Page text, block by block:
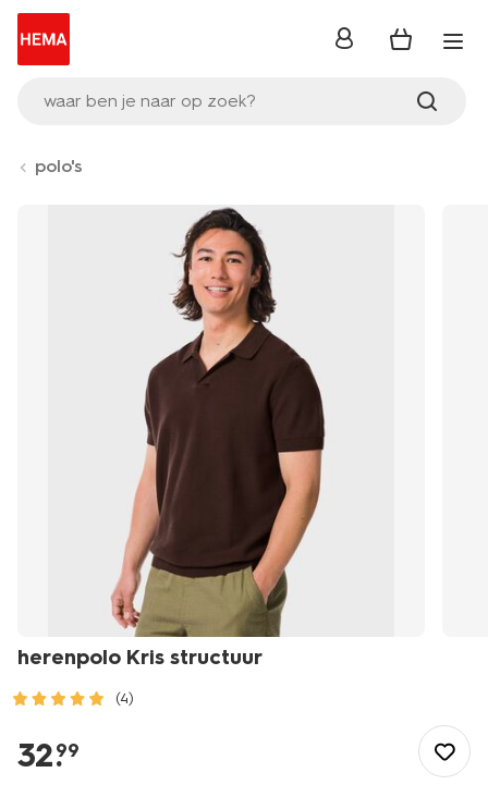
waar ben je naar op zoek?
inloggen
polo's
herenpolo Kris structuur
(4)
kris-
structuur-
32.
99